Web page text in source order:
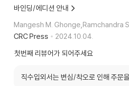
바인딩/에디션 안내
Mangesh M. Ghonge,Ramchandra
CRC Press
2024.10.04.
첫번째 리뷰어가 되어주세요
직수입외서는 변심/착오로 인해 주문